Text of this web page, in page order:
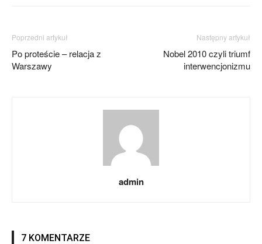
Poprzedni artykuł
Po proteście – relacja z
Warszawy
Następny artykuł
Nobel 2010 czyli triumf
interwencjonizmu
admin
7 KOMENTARZE